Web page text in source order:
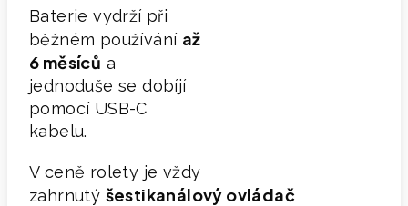
Baterie vydrží při
běžném používání až
6 měsíců a
jednoduše se dobíjí
pomocí USB-C
kabelu.
V ceně rolety je vždy
zahrnutý šestikanálový ovládač